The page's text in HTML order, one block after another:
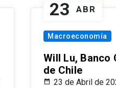
23 ABR
Macroeconomía
Will Lu, Banco
de Chile
23 de Abril de